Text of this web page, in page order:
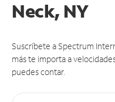
Neck, NY
Suscríbete a Spectrum
más te importa a
puedes contar.